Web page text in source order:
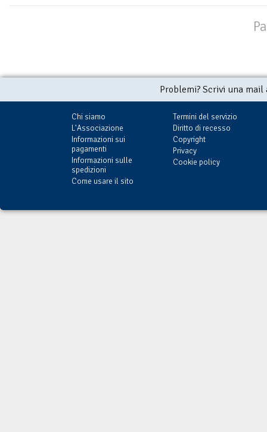
Problemi? Scrivi una
Chi siamo
L'Associazione
Informazioni sui
pagamenti
Informazioni sulle
spedizioni
Come usare il sito
Termini del servizio
Diritto di recesso
Copyright
Privacy
Cookie policy